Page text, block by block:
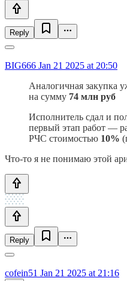
Reply
BIG666 Jan 21 2025 at 20:50
Аналогичная закупка
на сумму 74 млн руб
Исполнитель сдал и
первый этап работ —
РЧС стоимостью 10%
Что-то я не понимаю этой
Reply
cofein51 Jan 21 2025 at 21:16